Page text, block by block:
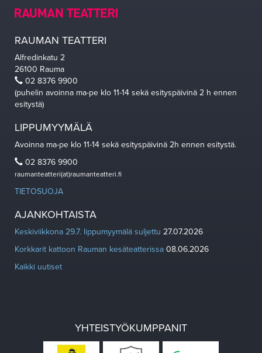
RAUMAN TEATTERI
Alfredinkatu 2
26100 Rauma
02 8376 9900
(puhelin avoinna ma-pe klo 11-14 sekä esityspäivinä 2 h ennen
esitystä)
LIPPUMYYMÄLÄ
Avoinna ma-pe klo 11-14 sekä esityspäivinä 2h ennen esitystä.
02 8376 9900
raumanteatteri(at)raumanteatteri.fi
TIETOSUOJA
AJANKOHTAISTA
Keskiviikkona 29.7. lippumyymälä suljettu 27.07.2026
Korkkarit kattoon Rauman kesäteatterissa 08.06.2026
Kaikki uutiset
YHTEISTYÖKUMPPANIT